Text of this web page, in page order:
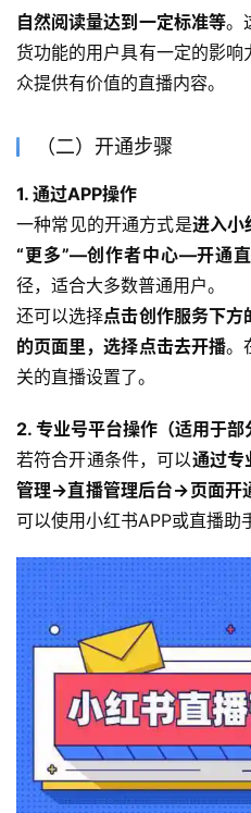
自然阅读量达到一定标准等。
货功能的用户具有一定的影
众提供有价值的直播内容。
（二）开通步骤
1. 通过APP操作
一种常见的开通方式是进入小
“更多”—创作者中心—开通
径，适合大多数普通用户。
还可以选择点击创作服务下方
的页面里，选择点击去开播。
关的直播设置了。
2. 专业号平台操作（适用于部
若符合开通条件，可以通过专
管理->直播管理后台->页面开
可以使用小红书APP或直播助